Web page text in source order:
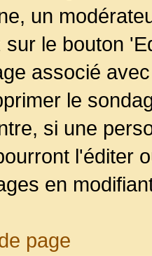
un
le bouton
associé
le
si une
l'éditer
en
page